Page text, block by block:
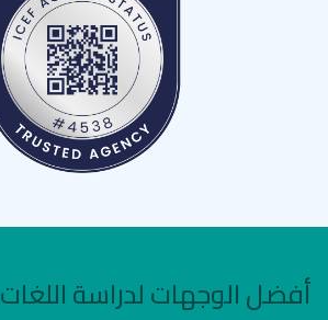
أفضل الوجهات لدراسة اللغات